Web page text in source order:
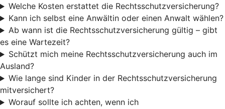
Welche Kosten erstattet die Rechtsschutzversicherung?
Kann ich selbst eine Anwältin oder einen Anwalt wählen?
Ab wann ist die Rechtsschutzversicherung gültig – gibt
es eine Wartezeit?
Schützt mich meine Rechtsschutzversicherung auch im
Ausland?
Wie lange sind Kinder in der Rechtsschutzversicherung
mitversichert?
Worauf sollte ich achten, wenn ich